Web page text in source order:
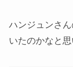
ハンジュンさ
いたのかなと